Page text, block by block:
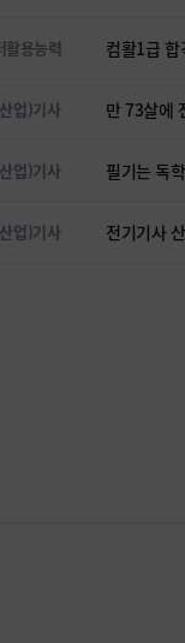
활용능력 컴활1급
업)기사 만 73살에
업)기사 필기는 독
업)기사 전기기사